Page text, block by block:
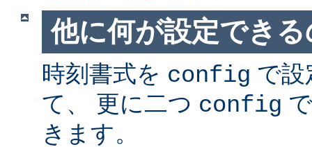
他に何が設定でき
時刻書式を config で設
て、 更に二つ config
きます。